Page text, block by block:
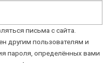
письма с сайта.
другим пользователям и
пароля, определённых вами